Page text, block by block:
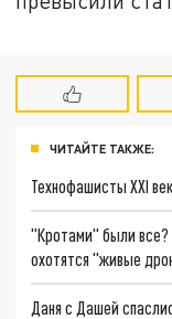
ЧИТАЙТЕ ТАКЖЕ:
Технофашисты XXI
"Кротами" были все?
охотятся "живые
Даня с Дашей